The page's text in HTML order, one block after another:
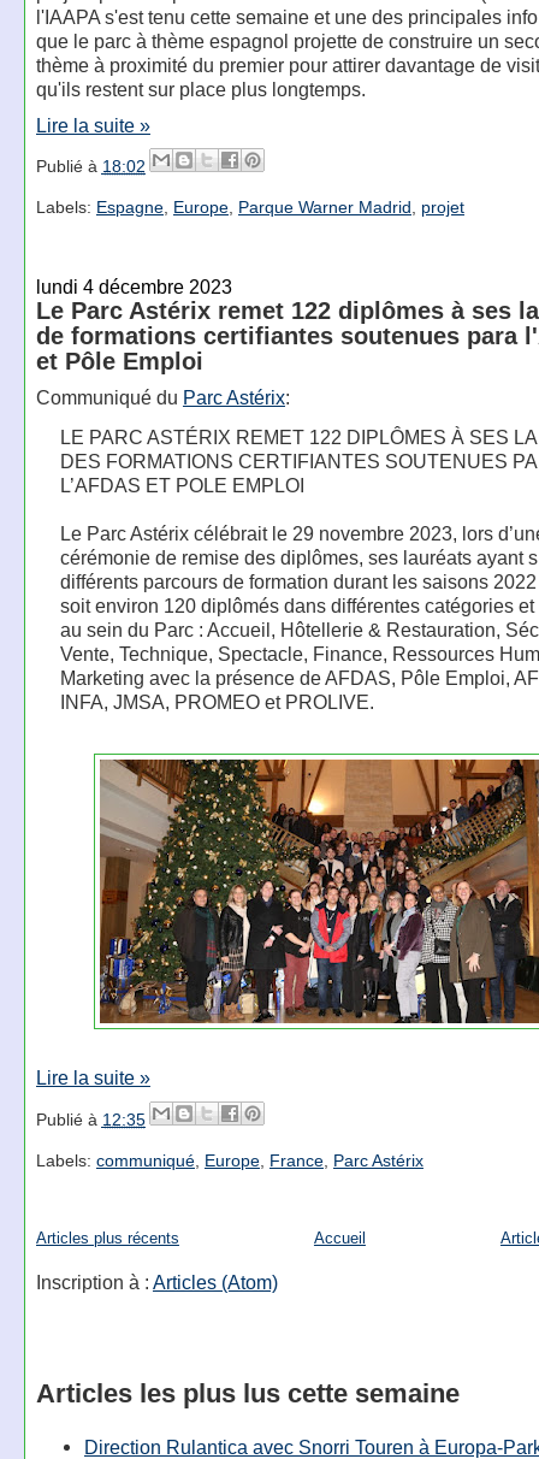
l'IAAPA s'est tenu cette semaine et une des principales
que le parc à thème espagnol projette de construire un
thème à proximité du premier pour attirer davantage de
qu'ils restent sur place plus longtemps.
Lire la suite »
Publié à 18:02
Labels: Espagne, Europe, Parque Warner Madrid projet
lundi 4 décembre 2023
Le Parc Astérix remet 122 diplômes à ses
de formations certifiantes soutenues para
et Pôle Emploi
Communiqué du Parc Astérix:
LE PARC ASTÉRIX REMET 122 DIPLÔMES À SES
DES FORMATIONS CERTIFIANTES SOUTENUES
L’AFDAS ET POLE EMPLOI
Le Parc Astérix célébrait le 29 novembre 2023, lors
cérémonie de remise des diplômes, ses lauréats ayant
différents parcours de formation durant les saisons
soit environ 120 diplômés dans différentes catégories
au sein du Parc : Accueil, Hôtellerie & Restauration,
Vente, Technique, Spectacle, Finance, Ressources
Marketing avec la présence de AFDAS, Pôle Emploi,
INFA, JMSA, PROMEO et PROLIVE.
Lire la suite »
Publié à 12:35
Labels: communiqué, Europe, France, Parc Astérix
Articles plus récents Accueil
Inscription à : Articles (Atom)
Articles les plus lus cette semaine
Direction Rulantica avec Snorri Touren à Europa-